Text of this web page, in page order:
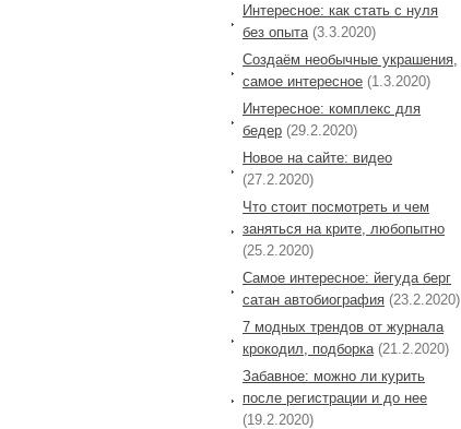
Интересное: как стать с нуля
без опыта (3.3.2020)
Создаём необычные украшения,
самое интересное (1.3.2020)
Интересное: комплекс для
бедер (29.2.2020)
Новое на сайте: видео
(27.2.2020)
Что стоит посмотреть и чем
заняться на крите, любопытно
(25.2.2020)
Самое интересное: йегуда берг
сатан автобиография (23.2.2020)
7 модных трендов от журнала
крокодил, подборка (21.2.2020)
Забавное: можно ли курить
после регистрации и до нее
(19.2.2020)